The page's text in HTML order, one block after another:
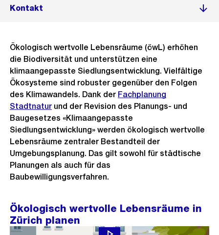
Kontakt
Ökologisch wertvolle Lebensräume (öwL) erhöhen
die Biodiversität und unterstützen eine
klimaangepasste Siedlungsentwicklung. Vielfältige
Ökosysteme sind robuster gegenüber den Folgen
des Klimawandels. Dank der Fachplanung
Stadtnatur und der Revision des Planungs- und
Baugesetzes «Klimaangepasste
Siedlungsentwicklung» werden ökologisch wertvolle
Lebensräume zentraler Bestandteil der
Umgebungsplanung. Das gilt sowohl für städtische
Planungen als auch für das
Baubewilligungsverfahren.
Ökologisch wertvolle Lebensräume in
Zürich planen